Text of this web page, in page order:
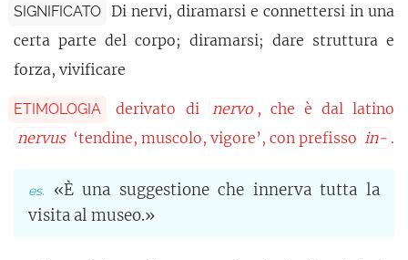
SIGNIFICATO
Di nervi, diramarsi e connettersi in una
certa parte del corpo; diramarsi; dare struttura e
forza, vivificare
ETIMOLOGIA derivato di nervo , che è dal latino
nervus ‘tendine, muscolo, vigore’, con prefisso in- .
«È una suggestione che innerva tutta la
visita al museo.»